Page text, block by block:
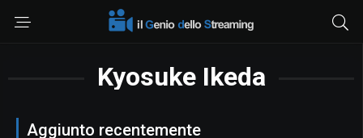
Kyosuke Ikeda
Aggiunto recentemente